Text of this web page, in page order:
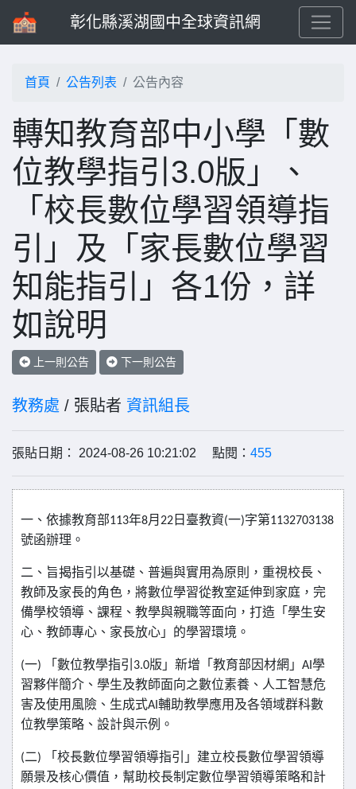
彰化縣溪湖國中全球資訊網
首頁 公告列表 公告內容
轉知教育部中小學「數
位教學指引3.0版」、
「校長數位學習領導指
引」及「家長數位學習
知能指引」各1份，詳
如說明
上一則公告 下一則公告
教務處 / 張貼者 資訊組長
張貼日期： 2024-08-26 10:21:02 點閱： 455
一、依據教育部113年8月 22 日臺教資(一)字第1132703138
號函辦理。
二、旨揭指引以基礎、普遍與實用為原則，重視校長、
教師及家長的角色，將數位學習從教室延伸到家庭，完
備學校領導、課程、教學與親職等面向，打造「學生安
心、教師專心、家長放心」的學習環境。
(一) 「數位教學指引 3.0版」新增「教育部因材網」 AI 學
習夥伴簡介、學生及教師面向之數位素養、人工智慧危
害及使用風險、生成式AI 輔助教學應用及各領域群科數
位教學策略、設計與示例。
(二)
「校長數位學習領導指引」建立校長數位學習領導
願景及核心價值，幫助校長制定數位學習領導策略和計